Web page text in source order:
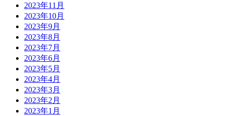
2023年11月
2023年10月
2023年9月
2023年8月
2023年7月
2023年6月
2023年5月
2023年4月
2023年3月
2023年2月
2023年1月